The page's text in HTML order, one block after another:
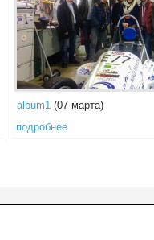
album1 (07 марта)
подробнее